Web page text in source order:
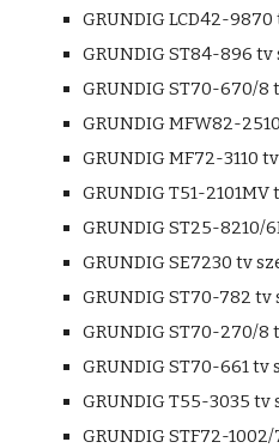
GRUNDIG LCD42-
GRUNDIG ST84-896 tv
GRUNDIG ST70-670/8
GRUNDIG MFW82-
GRUNDIG MF72-3110
GRUNDIG T51-
GRUNDIG ST25-8210/
GRUNDIG SE7230 tv
GRUNDIG ST70-782 tv
GRUNDIG ST70-270/8
GRUNDIG ST70-661 tv
GRUNDIG T55-3035 tv
GRUNDIG STF72-